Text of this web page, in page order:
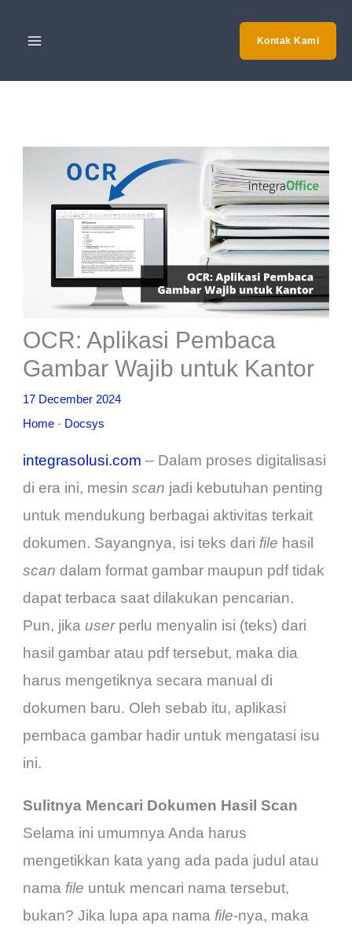
Kontak Kami
OCR: Aplikasi Pembaca
Gambar Wajib untuk Kantor
17 December 2024
Home - Docsys
integrasolusi.com – Dalam proses digitalisasi
di era ini, mesinscan jadi kebutuhan penting
untuk mendukung berbagai aktivitas terkait
dokumen. Sayangnya, isi teks dari file hasil
scan dalam format gambar maupun pdf tidak
dapat terbaca saat dilakukan pencarian.
Pun, jika user perlu menyalin isi (teks) dari
hasil gambar atau pdf tersebut, maka dia
harus mengetiknya secara manual di
dokumen baru. Oleh sebab itu, aplikasi
pembaca gambar hadir untuk mengatasi isu
ini.
Sulitnya Mencari Dokumen Hasil Scan
Selama ini umumnya Anda harus
mengetikkan kata yang ada pada judul atau
nama file untuk mencari nama tersebut,
bukan? Jika lupa apa nama file-nya, maka